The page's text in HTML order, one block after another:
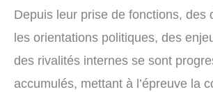
Depuis leur prise de fonctions, des
les orientations politiques, des
des rivalités internes se sont
accumulés, mettant à l’épreuve la